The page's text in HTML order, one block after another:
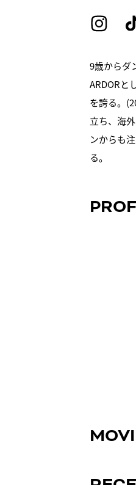
9歳からダ
ARDORと
を誇る。
立ち、海
ンからも
る。